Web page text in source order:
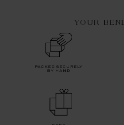
YOUR
packed securely
by hand